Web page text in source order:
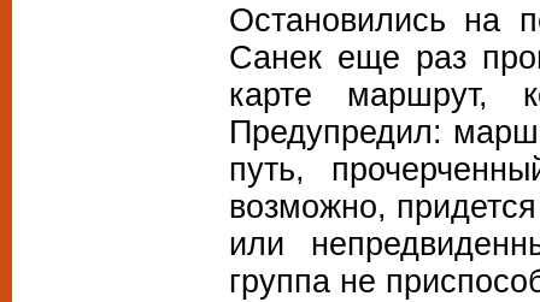
Остановились на
Санек еще раз
карте маршрут,
Предупредил:
путь,
возможно,
или
группа не